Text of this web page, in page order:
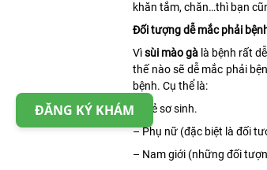
khăn tắm, chăn…thì bạn
Đối tượng dễ mắc phải
Vìsùi mào gà là bệnh rất
thế nào sẽ dễ mắc phải
bệnh. Cụ thể là:
– Trẻ sơ sinh.
– Phụ nữ (đặc biệt là đối
– Nam giới (những đối
ĐĂNG KÝ KHÁM